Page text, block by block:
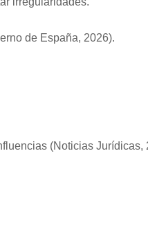
de España, 2026).
(Noticias Jurídicas,